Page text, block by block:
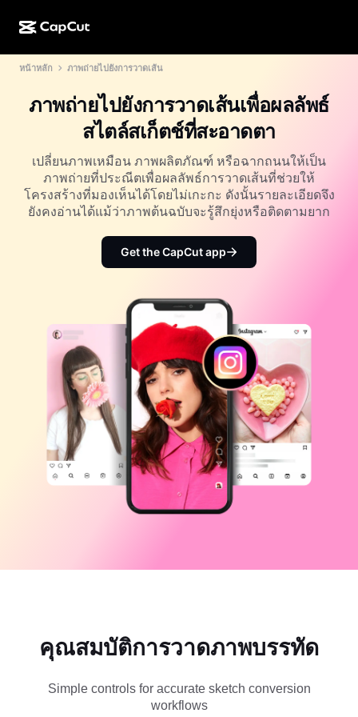
CapCut ออนไลน์
CapCut Pad
CapCut บนมือถือ
Dreamina AI
การดีไซน์ด้วย AI
ตัวสร้างวิดีโอ AI
เครื่องมือสร้างรูปภาพ AI
เครื่องมือปรับปรุงรูปภาพ AI
Nano Banana Pro
Gemini Omni
ข้อความและเสียง
คำบรรยายอัตโนมัติ
แม่แบบคำบรรยาย
เสียงพูดแบบปรับแต่งเอง
ลดเสียงรบกวน
รูปภาพ
เครื่องมือ AI
เครื่องมือสร้างและแก้ไขรูปภาพ
เครื่องมือสร้างและแก้ไขเสียงพูด
โซเชียลมีเดีย
การตลาด
ไลฟ์สไตล์และวล็อก
ดีไซน์แบบปรับแต่งเอง
อื่นๆ
คู่มือแนะนำวิธีการ
ตัวเลือกยอดนิยม
แม่แบบเทศกาลวันหยุด
อื่นๆ
แม่แบบวันครบรอบ
แม่แบบเอฟเฟกต์
แม่แบบธุรกิจ
แม่แบบอุตสาหกรรม
แม่แบบรีแคป
ชุมชน
โครงการริเริ่ม
พันธมิตร
โปรแกรมไพโอเนียร์
โปรแกรมพันธมิตรเพื่อการสร้างสรรค์
โปรแกรม CapCut Creative Campus
ความช่วยเหลือ
ศูนย์ความเชื่อถือ
ศูนย์ช่วยเหลือ
ห้องข่าว
เกี่ยวกับเงื่อนไขการใช้บริการของ CapCut
เปิด CapCut
หน้าหลัก ภาพถ่ายไปยังการวาดเส้น
ภาพถ่ายไปยังการวาดเส้นเพื่อผลลัพธ์
สไตล์สเก็ตช์ที่สะอาดตา
เปลี่ยนภาพเหมือน ภาพผลิตภัณฑ์ หรือฉากถนนให้เป็น
ภาพถ่ายที่ประณีตเพื่อผลลัพธ์การวาดเส้นที่ช่วยให้
โครงสร้างที่มองเห็นได้โดยไม่เกะกะ ดังนั้นรายละเอียดจึง
ยังคงอ่านได้แม้ว่าภาพต้นฉบับจะรู้สึกยุ่งหรือติดตามยาก
Get the CapCut app
คุณสมบัติการวาดภาพบรรทัด
Simple controls for accurate sketch conversion
workflows